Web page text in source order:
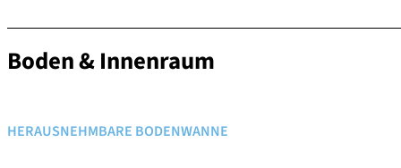
Boden & Innenraum
HERAUSNEHMBARE BODENWANNE